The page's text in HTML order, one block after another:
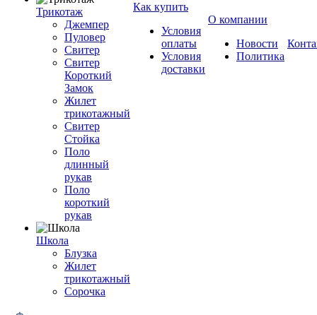
Трикотаж
Джемпер
Пуловер
Свитер
Свитер
Короткий
Замок
Жилет
трикотажный
Свитер
Стойка
Поло
длинный
рукав
Поло
короткий
рукав
Школа
Блузка
Жилет
трикотажный
Сорочка
Как купить
Условия
оплаты
Условия
доставки
О компании
Новости
Политика